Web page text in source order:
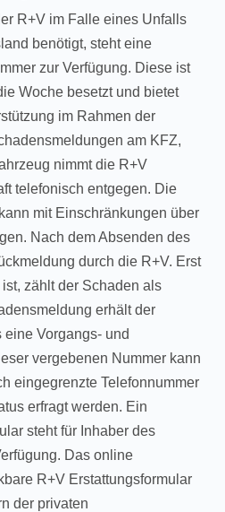
R+V im Falle eines Unfalls
benötigt, steht eine
zur Verfügung. Diese ist
Woche besetzt und bietet
im Rahmen der
am KFZ,
nimmt die R+V
telefonisch entgegen. Die
mit Einschränkungen über
Nach dem Absenden des
durch die R+V. Erst
zählt der Schaden als
erhält der
eine Vorgangs- und
vergebenen Nummer kann
eingegrenzte Telefonnummer
erfragt werden. Ein
steht für Inhaber des
Das online
R+V Erstattungsformular
der privaten